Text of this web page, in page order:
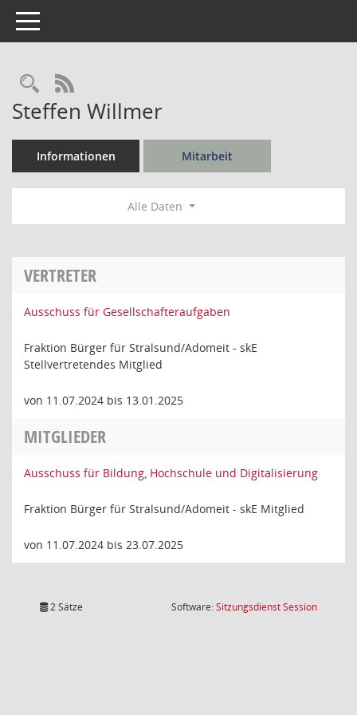
Toggle navigation
Rechercheauswahl
RSS-Feed
Steffen Willmer
Informationen Mitarbeit
Alle Daten
VERTRETER
Ausschuss für Gesellschafteraufgaben
Fraktion Bürger für Stralsund/Adomeit - skE
Stellvertretendes Mitglied
von 11.07.2024 bis 13.01.2025
MITGLIEDER
Ausschuss für Bildung, Hochschule und Digitalisierung
Fraktion Bürger für Stralsund/Adomeit - skE Mitglied
von 11.07.2024 bis 23.07.2025
2 Sätze Software:SitzungsdienstSession(Wird in